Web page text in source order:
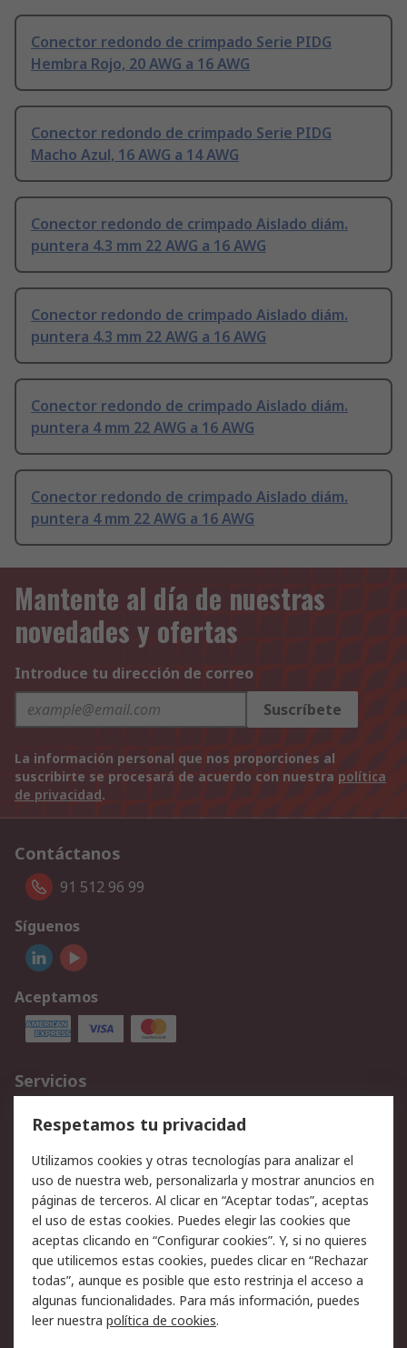
Conector redondo de crimpado Serie PIDG
Hembra Rojo, 20 AWG a 16 AWG
Conector redondo de crimpado Serie PIDG
Macho Azul, 16 AWG a 14 AWG
Conector redondo de crimpado Aislado diám.
puntera 4.3 mm 22 AWG a 16 AWG
Conector redondo de crimpado Aislado diám.
puntera 4.3 mm 22 AWG a 16 AWG
Conector redondo de crimpado Aislado diám.
puntera 4 mm 22 AWG a 16 AWG
Conector redondo de crimpado Aislado diám.
puntera 4 mm 22 AWG a 16 AWG
Mantente al día de nuestras
novedades y ofertas
Introduce tu dirección de correo
Suscríbete
La información personal que nos proporciones al
suscribirte se procesará de acuerdo con nuestra política
de privacidad.
Contáctanos
91 512 96 99
Síguenos
Aceptamos
Servicios
Cómo realizar pedidos
Devoluciones
Facturación y pago
Ofertas
Soporte técnico
Legal
Aviso legal
Política de privacidad -
Actualizada
Política sobre cookies
Seguridad de emails
Certificaciones de
Condiciones de venta
Respetamos tu privacidad
Utilizamos cookies y otras tecnologías para analizar el
uso de nuestra web, personalizarla y mostrar anuncios en
páginas de terceros. Al clicar en “Aceptar todas”, aceptas
el uso de estas cookies. Puedes elegir las cookies que
aceptas clicando en “Configurar cookies”. Y, si no quieres
que utilicemos estas cookies, puedes clicar en “Rechazar
todas”, aunque es posible que esto restrinja el acceso a
algunas funcionalidades. Para más información, puedes
leer nuestra política de cookies.